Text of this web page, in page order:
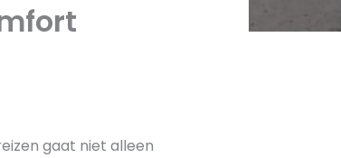
gaat niet alleen